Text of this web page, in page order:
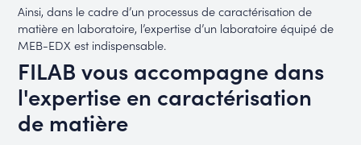
Ainsi, dans le cadre d’un processus de caractérisation de
matière en laboratoire, l’expertise d’un laboratoire équipé de
MEB-EDX est indispensable.
FILAB vous accompagne dans
l'expertise en caractérisation
de matière